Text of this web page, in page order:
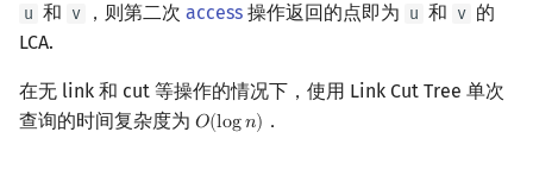
u 和 v ，则第二次 access 操作返回的点即为 u 和 v 的
LCA.
在无 link 和 cut 等操作的情况下，使用 Link Cut Tree 单次
查询的时间复杂度为 𝑂(log𝑛)
O(logn) ．